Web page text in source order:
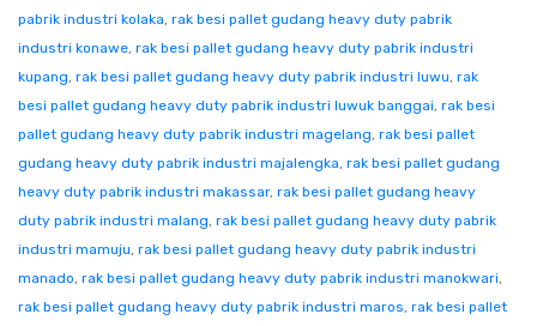
pabrik industri kolaka, rak besi pallet gudang heavy duty pabrik
industri konawe, rak besi pallet gudang heavy duty pabrik industri
kupang, rak besi pallet gudang heavy duty pabrik industri luwu, rak
besi pallet gudang heavy duty pabrik industri luwuk banggai, rak besi
pallet gudang heavy duty pabrik industri magelang, rak besi pallet
gudang heavy duty pabrik industri majalengka, rak besi pallet gudang
heavy duty pabrik industri makassar, rak besi pallet gudang heavy
duty pabrik industri malang, rak besi pallet gudang heavy duty pabrik
industri mamuju, rak besi pallet gudang heavy duty pabrik industri
manado, rak besi pallet gudang heavy duty pabrik industri manokwari,
rak besi pallet gudang heavy duty pabrik industri maros, rak besi pallet